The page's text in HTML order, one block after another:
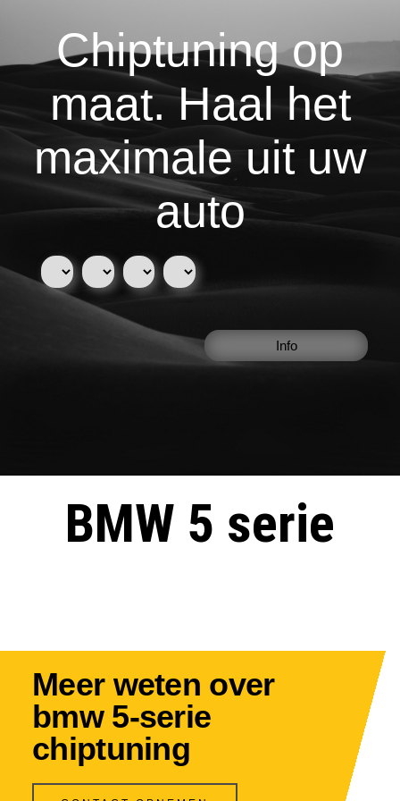
Chiptuning op
maat. Haal het
maximale uit uw
auto
Info
BMW 5 serie
Meer weten over
bmw 5-serie
chiptuning